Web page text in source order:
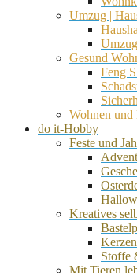
Umzug |
Umzug
Gesund
Feng
Wohnen
do it-Hobby
Feste und
Kreatives
Stoffe
Mit Tieren